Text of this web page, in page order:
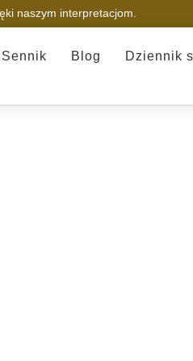
naszym interpretacjom.
Sennik Blog Dziennik